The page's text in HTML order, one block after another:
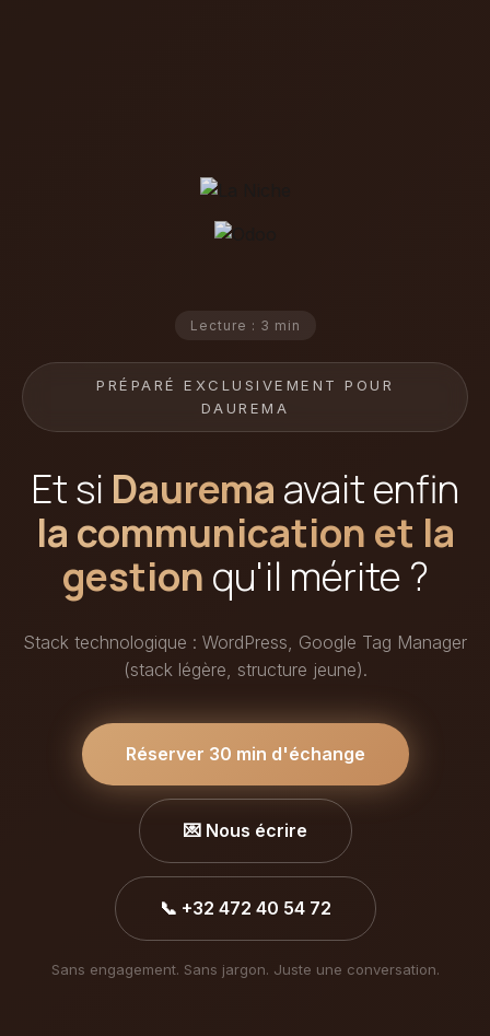
Lecture : 3 min
PRÉPARÉ EXCLUSIVEMENT POUR
DAUREMA
Et si Daurema avait enfin
la communication et la
gestion qu'il mérite ?
Stack technologique : WordPress, Google Tag Manager
(stack légère, structure jeune).
Réserver 30 min d'échange
💌 Nous écrire
📞 +32 472 40 54 72
Sans engagement. Sans jargon. Juste une conversation.